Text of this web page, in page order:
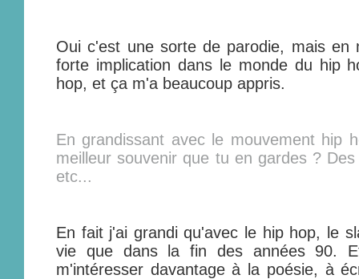
Oui c'est une sorte de parodie, mais en
forte implication dans le monde du hip
hop, et ça m'a beaucoup appris.
En grandissant avec le mouvement hip
meilleur souvenir que tu en gardes ?
etc...
En fait j'ai grandi qu'avec le hip hop, le
vie que dans la fin des années 90.
m'intéresser davantage à la poésie, à